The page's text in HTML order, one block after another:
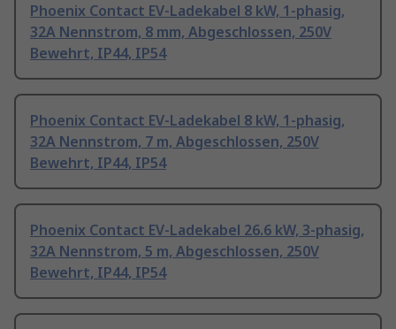
Phoenix Contact EV-Ladekabel 8 kW, 1-phasig,
32A Nennstrom, 8 mm, Abgeschlossen, 250V
Bewehrt, IP44, IP54
Phoenix Contact EV-Ladekabel 8 kW, 1-phasig,
32A Nennstrom, 7 m, Abgeschlossen, 250V
Bewehrt, IP44, IP54
Phoenix Contact EV-Ladekabel 26.6 kW, 3-phasig,
32A Nennstrom, 5 m, Abgeschlossen, 250V
Bewehrt, IP44, IP54